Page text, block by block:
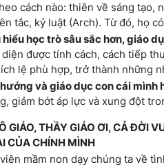
cách nào: thiên về sáng tạo,
tắc, kỷ luật (Arch). Từ đó, họ
hiểu học trò sâu sắc hơn, giáo
diện được tính cách, cách tiếp
lệ phù hợp, trở thành những
và giáo dục con cái mình
giảm bớt áp lực và xung đột
GIÁO, THẦY GIÁO ƠI, CẢ ĐỜI
CỦA CHÍNH MÌNH
mầm non dạy chúng ta về